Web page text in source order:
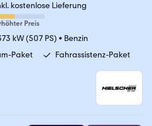
kostenlose Lieferung
Preis
kW (507 PS) • Benzin
Paket Fahrassistenz-Paket